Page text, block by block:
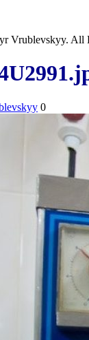
Vrublevskyy. All
0